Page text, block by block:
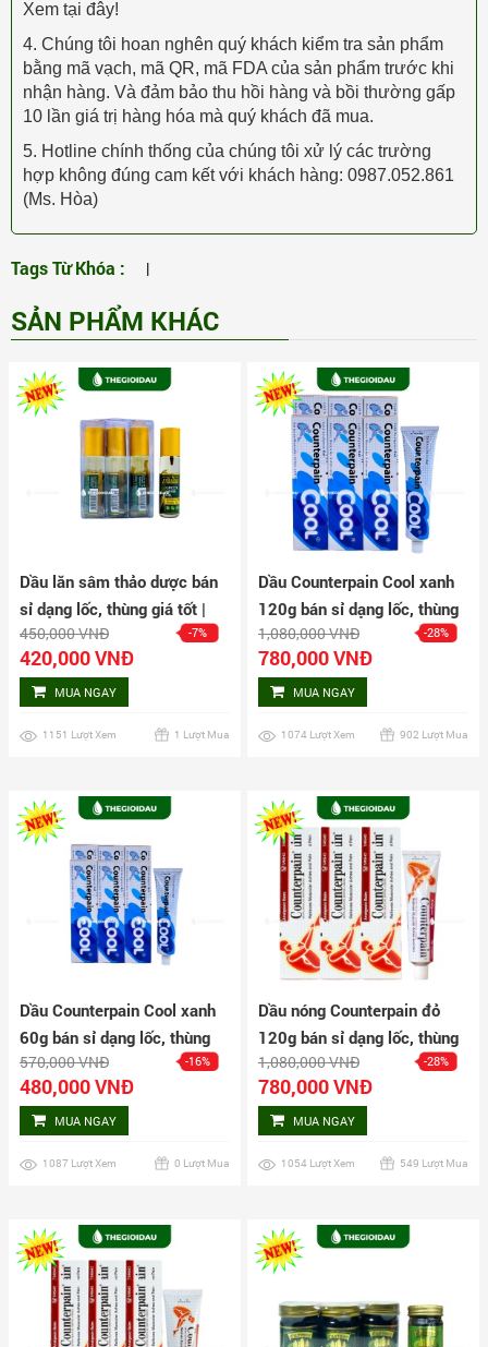
Xem tại đây!
4. Chúng tôi hoan nghên quý khách kiểm tra sản phẩm
bằng mã vạch, mã QR, mã FDA của sản phẩm trước khi
nhận hàng. Và đảm bảo thu hồi hàng và bồi thường gấp
10 lần giá trị hàng hóa mà quý khách đã mua.
5. Hotline chính thống của chúng tôi xử lý các trường
hợp không đúng cam kết với khách hàng: 0987.052.861
(Ms. Hòa)
Tags Từ Khóa : |
SẢN PHẨM KHÁC
Dầu lăn sâm thảo dược bán
sỉ dạng lốc, thùng giá tốt |
Dauthaoduoc.net
450,000 VNĐ -7%
420,000 VNĐ
MUA NGAY
1151 Lượt Xem 1 Lượt Mua
Dầu Counterpain Cool xanh
120g bán sỉ dạng lốc, thùng
giá tốt | Dauthaoduoc.net
1,080,000 VNĐ -28%
780,000 VNĐ
MUA NGAY
1074 Lượt Xem 902 Lượt Mua
Dầu Counterpain Cool xanh
60g bán sỉ dạng lốc, thùng
giá tốt | Dauthaoduoc.net
570,000 VNĐ -16%
480,000 VNĐ
MUA NGAY
1087 Lượt Xem 0 Lượt Mua
Dầu nóng Counterpain đỏ
120g bán sỉ dạng lốc, thùng
giá tốt | Dauthaoduoc.net
1,080,000 VNĐ -28%
780,000 VNĐ
MUA NGAY
1054 Lượt Xem 549 Lượt Mua